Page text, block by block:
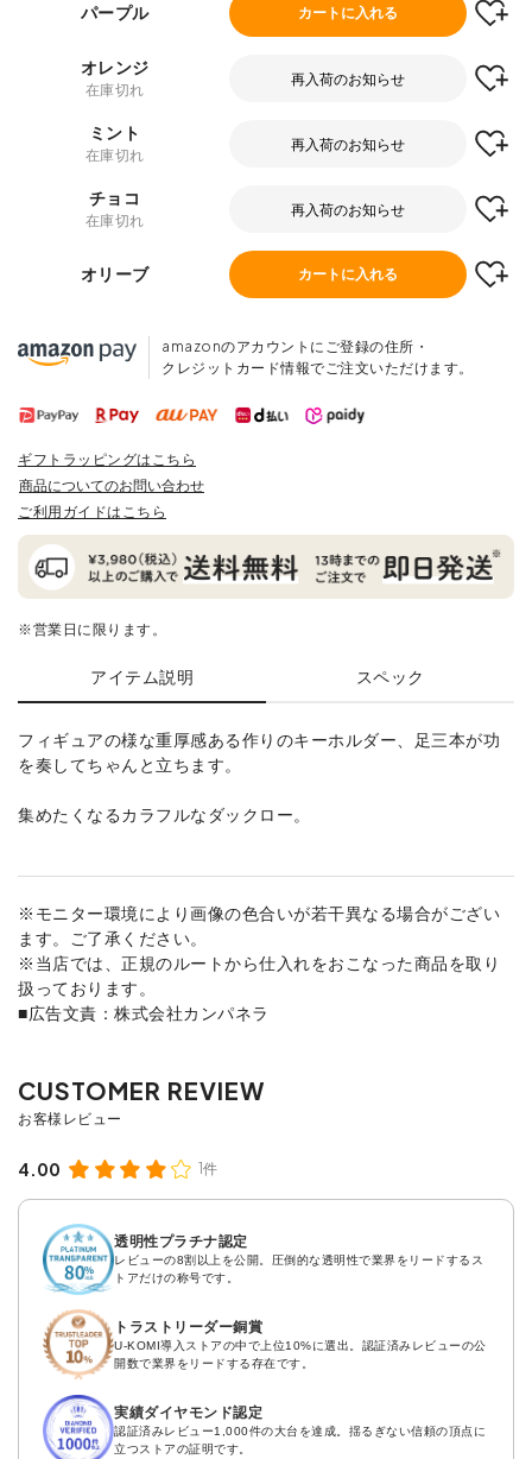
パープル カートに入れる
オレンジ
在庫切れ
再入荷のお知らせ
ミント
在庫切れ
再入荷のお知らせ
チョコ
在庫切れ
再入荷のお知らせ
オリーブ カートに入れる
amazonのアカウントにご登録の住所・
クレジットカード情報でご注文いただけます。
ギフトラッピングはこちら
商品についてのお問い合わせ
ご利用ガイドはこちら
※営業日に限ります。
アイテム説明 スペック
フィギュアの様な重厚感ある作りのキーホルダー、足三本が功
を奏してちゃんと立ちます。
集めたくなるカラフルなダックロー。
※モニター環境により画像の色合いが若干異なる場合がござい
ます。ご了承ください。
※当店では、正規のルートから仕入れをおこなった商品を取り
扱っております。
■広告文責：株式会社カンパネラ
4.00 1件
透明性プラチナ認定
レビューの8割以上を公開。圧倒的な透明性で業界をリードするス
トアだけの称号です。
トラストリーダー銅賞
U-KOMI導入ストアの中で上位10%に選出。認証済みレビューの公
開数で業界をリードする存在です。
実績ダイヤモンド認定
認証済みレビュー1,000件の大台を達成。揺るぎない信頼の頂点に
立つストアの証明です。